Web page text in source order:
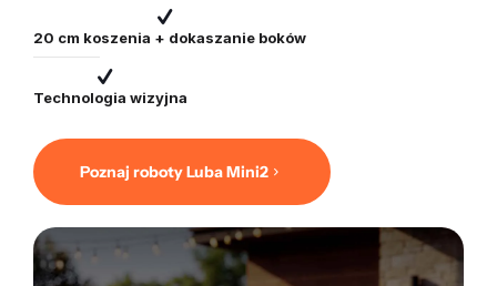
20 cm koszenia + dokaszanie boków
Technologia wizyjna
Poznaj roboty Luba Mini2